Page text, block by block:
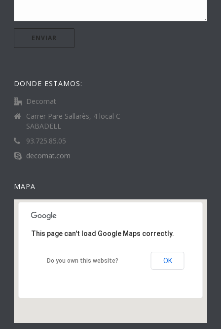
DONDE ESTAMOS:
Decomat
Carrer Pare Sallarès, 4 local C
SABADELL
93.725.85.05
decomat.com
MAPA
This page can't load Google Maps correctly.
Do you own this website? OK